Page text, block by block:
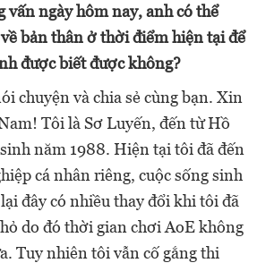
vấn ngày hôm nay, anh có thể
bản thân ở thời điểm hiện tại để
được biết được không?
chuyện và chia sẻ cùng bạn. Xin
Tôi là Sơ Luyến, đến từ Hồ
năm 1988. Hiện tại tôi đã đến
cá nhân riêng, cuộc sống sinh
đây có nhiều thay đổi khi tôi đã
do đó thời gian chơi AoE không
Tuy nhiên tôi vẫn cố gắng thi